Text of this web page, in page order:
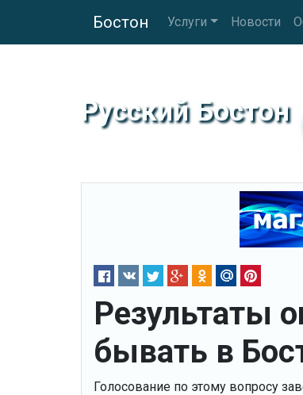
Бостон Услуги Новости
Русский Бостон
Результаты
бывать в
Голосование по этому вопросу